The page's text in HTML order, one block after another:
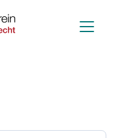
Deutscher
Anwalt
Erbrecht